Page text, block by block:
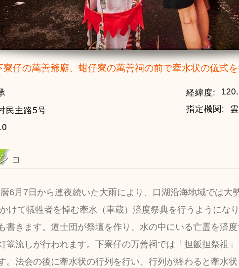
仔の萬善爺廟、蚶仔寮の萬善祠の前で牽水状の儀式
民主路5号
経緯度:
指定機関:
ョ
6月7日から連夜続いた大雨により、口湖沿海地域では
けて犠牲者を悼む牽水（車蔵）済度祭典を行うようにな
書きます。道士団が祭壇を作り、水の中にいる亡霊を済
篭流しが行われます。下寮仔の万善祠では「担飯担祭祖
。法会の後に牽水状の行列を行い、行列が終わると牽水